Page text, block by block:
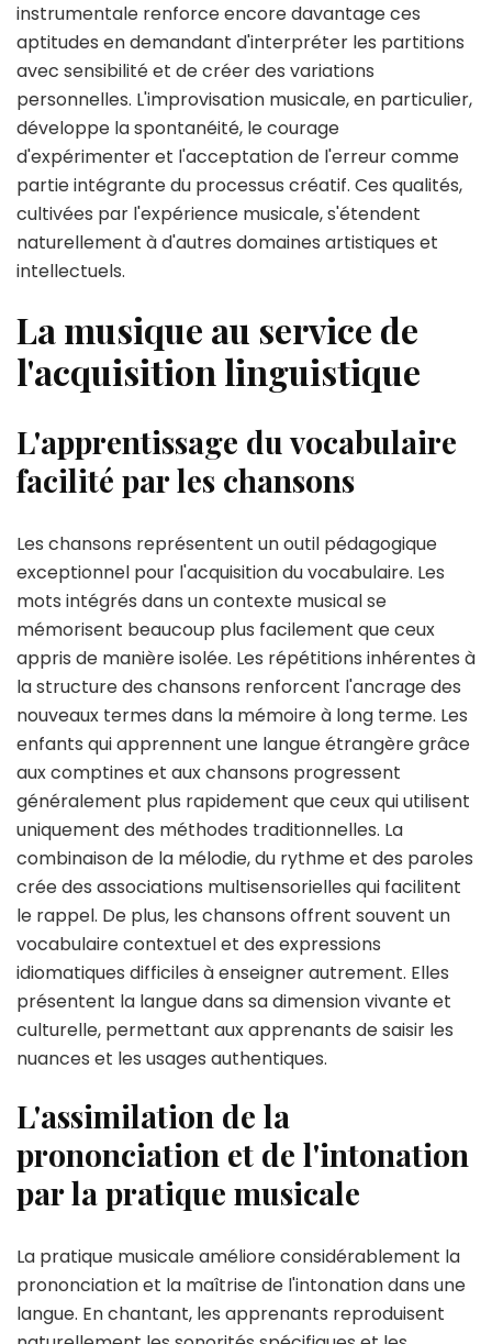
instrumentale renforce encore davantage ces
aptitudes en demandant d'interpréter les partitions
avec sensibilité et de créer des variations
personnelles. L'improvisation musicale, en particulier,
développe la spontanéité, le courage
d'expérimenter et l'acceptation de l'erreur comme
partie intégrante du processus créatif. Ces qualités,
cultivées par l'expérience musicale, s'étendent
naturellement à d'autres domaines artistiques et
intellectuels.
La musique au service de
l'acquisition linguistique
L'apprentissage du vocabulaire
facilité par les chansons
Les chansons représentent un outil pédagogique
exceptionnel pour l'acquisition du vocabulaire. Les
mots intégrés dans un contexte musical se
mémorisent beaucoup plus facilement que ceux
appris de manière isolée. Les répétitions inhérentes à
la structure des chansons renforcent l'ancrage des
nouveaux termes dans la mémoire à long terme. Les
enfants qui apprennent une langue étrangère grâce
aux comptines et aux chansons progressent
généralement plus rapidement que ceux qui utilisent
uniquement des méthodes traditionnelles. La
combinaison de la mélodie, du rythme et des paroles
crée des associations multisensorielles qui facilitent
le rappel. De plus, les chansons offrent souvent un
vocabulaire contextuel et des expressions
idiomatiques difficiles à enseigner autrement. Elles
présentent la langue dans sa dimension vivante et
culturelle, permettant aux apprenants de saisir les
nuances et les usages authentiques.
L'assimilation de la
prononciation et de l'intonation
par la pratique musicale
La pratique musicale améliore considérablement la
prononciation et la maîtrise de l'intonation dans une
langue. En chantant, les apprenants reproduisent